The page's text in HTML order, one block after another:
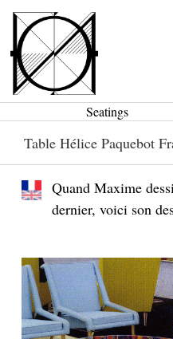
Seatings
Table Hélice Paquebot
Quand Maxime
dernier, voici son